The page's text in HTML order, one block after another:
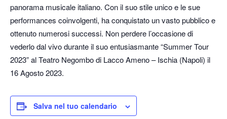
panorama musicale italiano. Con il suo stile unico e le sue
performances coinvolgenti, ha conquistato un vasto pubblico e
ottenuto numerosi successi. Non perdere l’occasione di
vederlo dal vivo durante il suo entusiasmante “Summer Tour
2023” al Teatro Negombo di Lacco Ameno – Ischia (Napoli) il
16 Agosto 2023.
Salva nel tuo calendario